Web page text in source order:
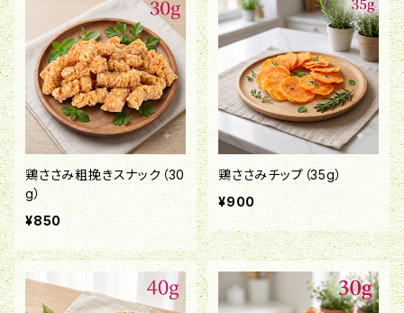
鶏ささみ粗挽きスナック（30
g）
¥850
鶏ささみチップ（35g）
¥900